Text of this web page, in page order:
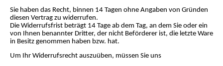
Sie haben das Recht, binnen 14 Tagen ohne Angaben von Gründen
diesen Vertrag zu widerrufen.
Die Widerrufsfrist beträgt 14 Tage ab dem Tag, an dem Sie oder ein
von Ihnen benannter Dritter, der nicht Beförderer ist, die letzte Ware
in Besitz genommen haben bzw. hat.
Um Ihr Widerrufsrecht auszuüben, müssen Sie uns